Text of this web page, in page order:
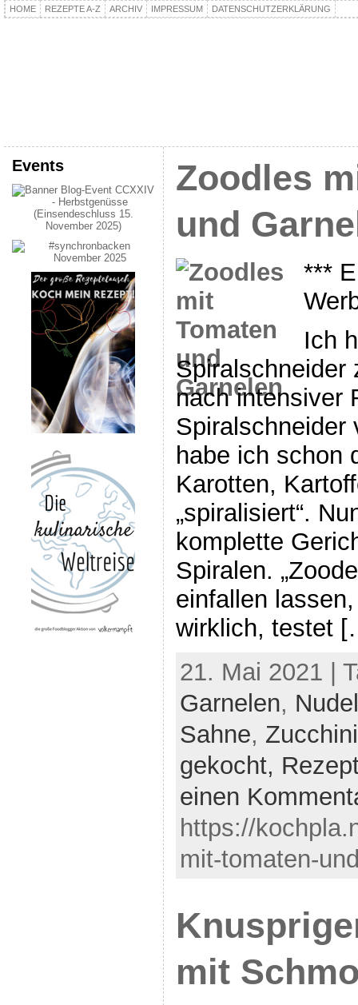
HOME REZEPTE A-Z ARCHIV IMPRESSUM DATENSCHUTZERKLÄRUNG
Events
Zoodles
und
***
Ich
Spiralschneider
nach intensiver
Spiralschneider
habe ich schon
Karotten,
„spiralisiert“.
komplette
Spiralen.
einfallen
wirklich, testet
21. Mai 2021 |
Garnelen,
Sahne, Zucchini
gekocht,
einen
https://
mit-tomaten-
mit